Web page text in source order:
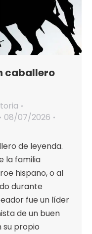
caballero
08/07/2026
de leyenda.
la familia
hispano, o al
durante
fue un líder
de un buen
su propio